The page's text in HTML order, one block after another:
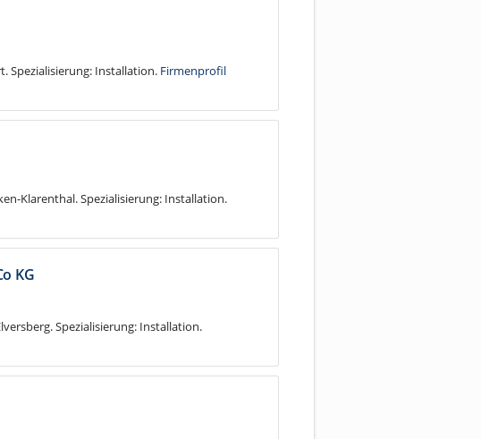
Spezialisierung: Installation. Firmenprofil
Klarenthal. Spezialisierung: Installation.
KG
Spezialisierung: Installation.